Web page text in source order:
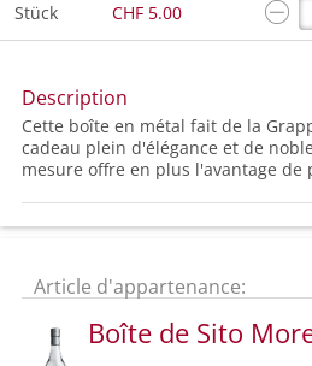
Stück CHF 5.00
Description
Cette boîte en métal fait de la
cadeau plein d'élégance et de
mesure offre en plus l'avantage de
Article d'appartenance:
Boîte de Sito